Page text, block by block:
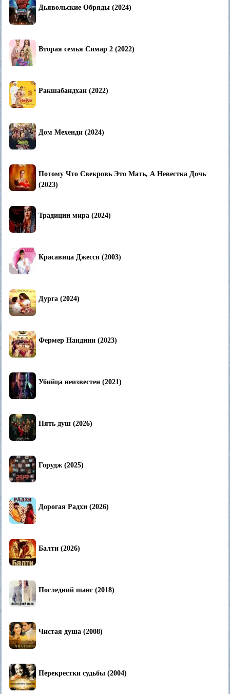
Дьявольские Обряды (2024)
Вторая семья Симар 2 (2022)
Ракшабандхан (2022)
Дом Мехенди (2024)
Потому Что Свекровь Это Мать, А Невестка Дочь
(2023)
Традиции мира (2024)
Красавица Джесси (2003)
Дурга (2024)
Фермер Нандини (2023)
Убийца неизвестен (2021)
Пять душ (2026)
Горудж (2025)
Дорогая Радхи (2026)
Балти (2026)
Последний шанс (2018)
Чистая душа (2008)
Перекрестки судьбы (2004)